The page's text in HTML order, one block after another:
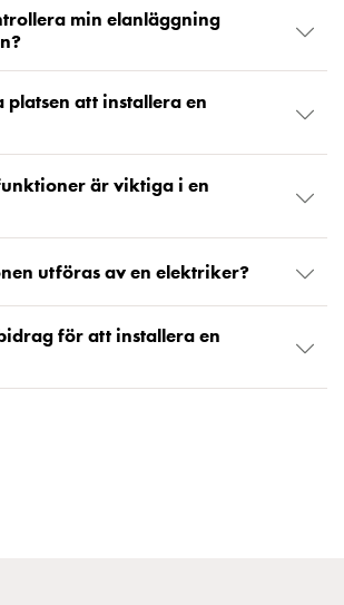
min elanläggning
platsen att installera en
är viktiga i en
utföras av en elektriker?
för att installera en